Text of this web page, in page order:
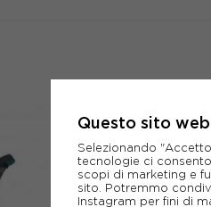
Questo sito
Selezionando
tecnologie ci
scopi di marketing e
sito. Potremmo
Instagram per fini di